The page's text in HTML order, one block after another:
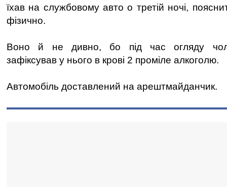
їхав на службовому авто о третій ночі,
фізично.
Воно й не дивно, бо під час огляду
зафіксував у нього в крові 2 проміле алкоголю.
Автомобіль доставлений на арештмайданчик.